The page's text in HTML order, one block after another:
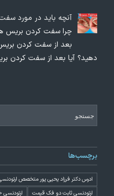
آنچه باید در مورد
چرا سفت کردن بریس
بعد از سفت کردن
دهید؟ آیا بعد از سفت کردن
برچسب‌ها
ادرس دکتر فرزاد یحیی پور متخصص
ارتودنسی ثابت دو فک قیمت